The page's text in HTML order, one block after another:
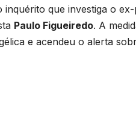
inquérito que investiga o ex-
Paulo Figueiredo. A
e acendeu o alerta